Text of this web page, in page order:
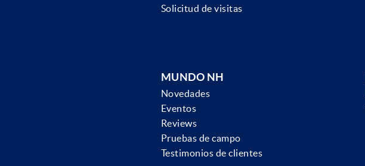
Solicitud de visitas
MUNDO NH
Novedades
Eventos
Reviews
Pruebas de campo
Testimonios de clientes